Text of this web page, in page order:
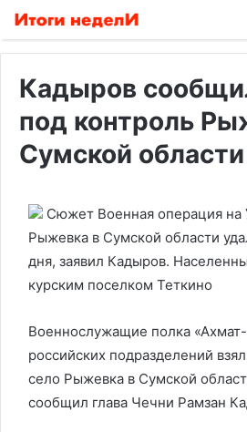
Кадыров
под контроль
Сумской области
Сюжет Военная операция на
Рыжевка в Сумской области
дня, заявил Кадыров.
курским поселком Теткино
Военнослужащие полка
российских подразделений
село Рыжевка в Сумской
сообщил глава Чечни Рамзан